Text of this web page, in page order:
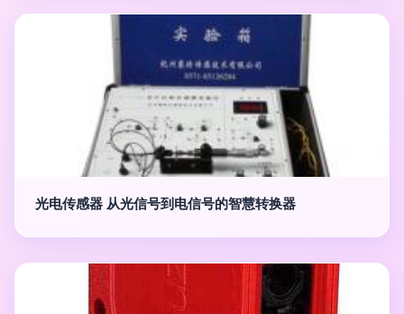
光电传感器 从光信号到电信号的智慧转换器